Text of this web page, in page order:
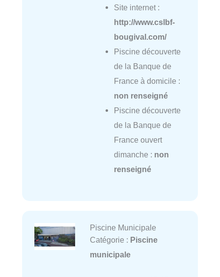
Site internet :
http://www.cslbf-
bougival.com/
Piscine découverte
de la Banque de
France à domicile :
non renseigné
Piscine découverte
de la Banque de
France ouvert
dimanche : non
renseigné
Piscine Municipale
Catégorie : Piscine
municipale